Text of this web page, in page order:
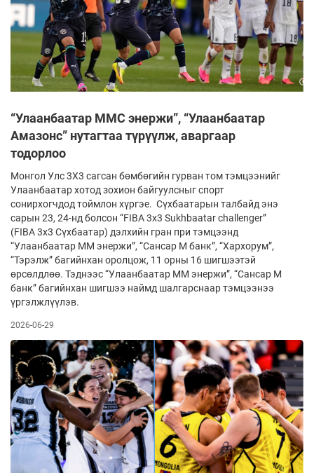
“Улаанбаатар MMC энержи”, “Улаанбаатар
Амазонс” нутагтаа түрүүлж, аваргаар
тодорлоо
Монгол Улс 3Х3 сагсан бөмбөгийн гурван том тэмцээнийг
Улаанбаатар хотод зохион байгуулсныг спорт
сонирхогчдод тоймлон хүргэе. Сүхбаатарын талбайд энэ
сарын 23, 24-нд болсон “FIBA 3x3 Sukhbaatar challenger”
(FIBA 3x3 Сүхбаатар) дэлхийн гран при тэмцээнд
“Улаанбаатар MM энержи”, “Сансар М банк”, “Хархорум”,
“Тэрэлж” багийнхан оролцож, 11 орны 16 шигшээтэй
өрсөлдлөө. Тэднээс “Улаанбаатар MM энержи”, “Сансар М
банк” багийнхан шигшээ наймд шалгарснаар тэмцээнээ
үргэлжлүүлэв.
2026-06-29